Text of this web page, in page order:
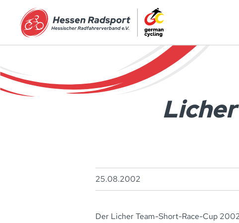
Zum Hauptinhalt springen
25.08.2002
Der Licher Team-Short-Race-Cup